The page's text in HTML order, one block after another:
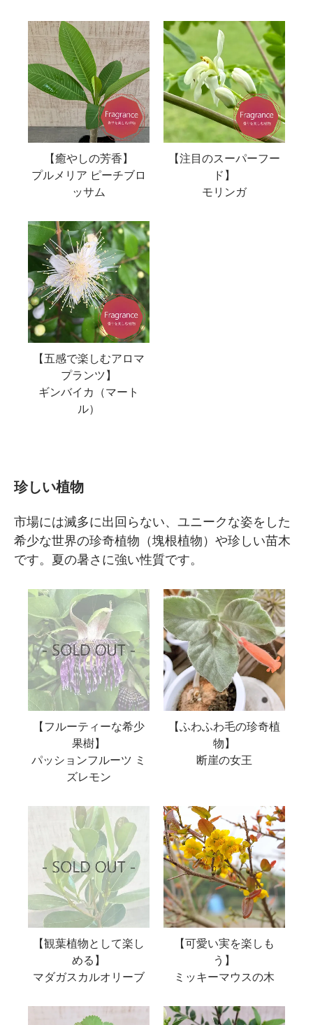
【癒やしの芳香】
プルメリア ピーチブロ
ッサム
【注目のスーパーフー
ド】
モリンガ
【五感で楽しむアロマ
プランツ】
ギンバイカ（マート
ル）
珍しい植物
市場には滅多に出回らない、ユニークな姿をした
希少な世界の珍奇植物（塊根植物）や珍しい苗木
です。夏の暑さに強い性質です。
【フルーティーな希少
果樹】
パッションフルーツ ミ
ズレモン
【ふわふわ毛の珍奇植
物】
断崖の女王
【観葉植物として楽し
める】
マダガスカルオリーブ
【可愛い実を楽しも
う】
ミッキーマウスの木